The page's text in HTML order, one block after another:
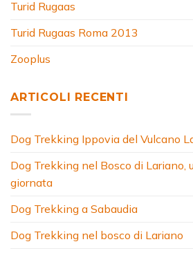
Turid Rugaas
Turid Rugaas Roma 2013
Zooplus
ARTICOLI RECENTI
Dog Trekking Ippovia del Vulcano
Dog Trekking nel Bosco di Lariano,
giornata
Dog Trekking a Sabaudia
Dog Trekking nel bosco di Lariano